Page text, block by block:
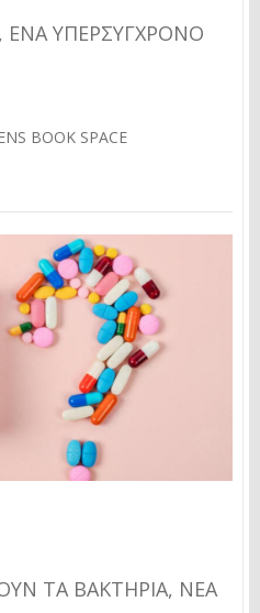
ΕΝΑ ΥΠΕΡΣΥΓΧΡΟΝΟ
BOOK SPACE
ΤΑ ΒΑΚΤΗΡΙΑ, ΝΕΑ